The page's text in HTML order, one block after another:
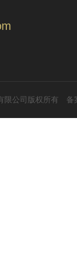
限公司版权所有 备